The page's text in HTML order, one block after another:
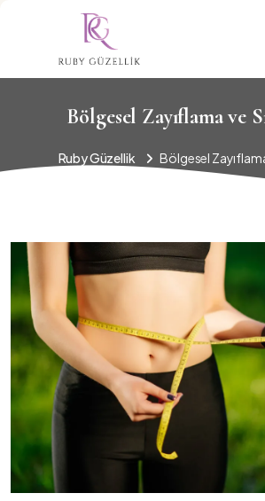
Bölgesel Zayıflama ve
Ruby Güzellik Bölgesel